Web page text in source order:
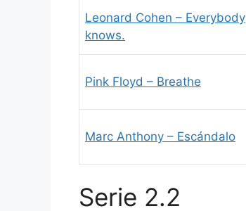
Leonard Cohen – Everybody
knows.
Pink Floyd – Breathe
Marc Anthony – Escándalo
Serie 2.2